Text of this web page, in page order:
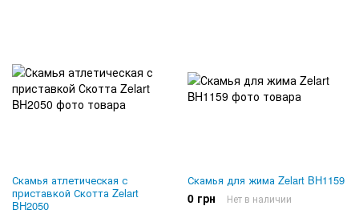
Скамья атлетическая с
приставкой Скотта Zelart
BH2050
Скамья для жима Zelart BH1159
0 грн Нет в наличии